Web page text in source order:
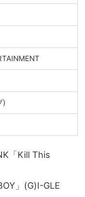
)
「Kill This
」(G)I-GLE